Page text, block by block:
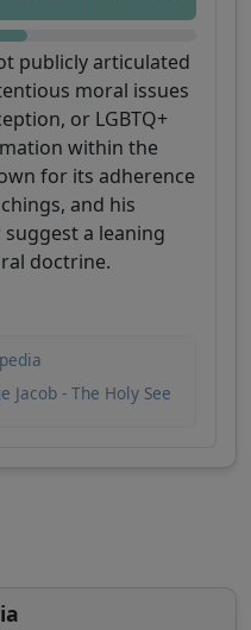
publicly articulated
moral issues
or LGBTQ+
within the
for its adherence
and his
a leaning
doctrine.
Jacob - The Holy See